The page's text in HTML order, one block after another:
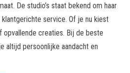
De studio’s staat bekend om haar
service. Of je nu kiest
opvallende creaties. Bij de beste
altijd persoonlijke aandacht en